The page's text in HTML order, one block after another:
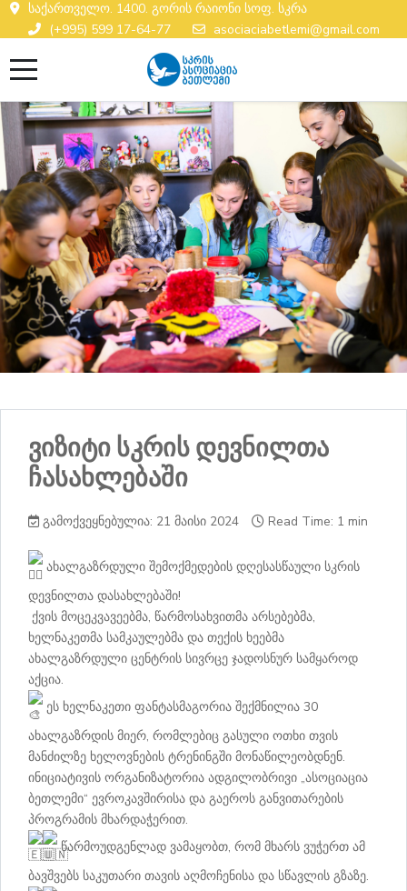
საქართველო. 1400. გორის რაიონი სოფ. სკრა
(+995) 599 17-64-77
asociaciabetlemi@gmail.com
ვიზიტი სკრის დევნილთა
ჩასახლებაში
გამოქვეყნებულია: 21 მაისი 2024 Read Time: 1 min
ახალგაზრდული შემოქმედების დღესასწაული სკრის
დევნილთა დასახლებაში!
ქვის მოცეკვავეებმა, წარმოსახვითმა არსებებმა,
ხელნაკეთმა სამკაულებმა და თექის ხეებმა
ახალგაზრდული ცენტრის სივრცე ჯადოსნურ სამყაროდ
აქცია.
ეს ხელნაკეთი ფანტასმაგორია შექმნილია 30
ახალგაზრდის მიერ, რომლებიც გასული ოთხი თვის
მანძილზე ხელოვნების ტრენინგში მონაწილეობდნენ.
ინიციატივის ორგანიზატორია ადგილობრივი „ასოციაცია
ბეთლემი“ ევროკავშირისა და გაეროს განვითარების
პროგრამის მხარდაჭერით.
წარმოუდგენლად ვამაყობთ, რომ მხარს ვუჭერთ ამ
ბავშვებს საკუთარი თავის აღმოჩენისა და სწავლის გზაზე.